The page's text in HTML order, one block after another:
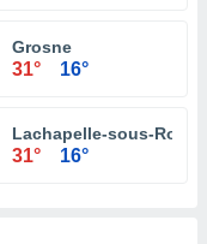
Grosne
31° 16°
Lachapelle-sous-
31° 16°